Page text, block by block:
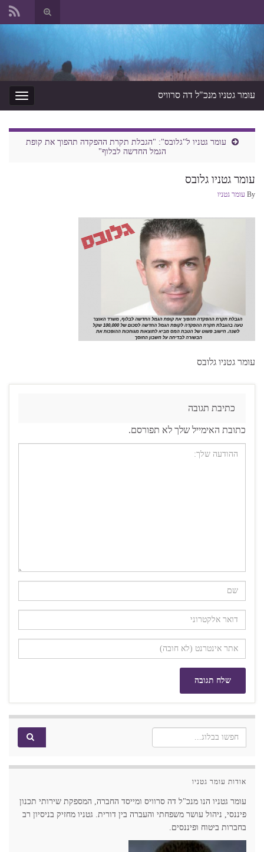
החלף
טופס
Search for:
החלף
ניווט
עומר גטניו מנכ"ל דה סרוויס
עומר גטניו ל"גלובס": "הגבלת תקרת ההפקדה תהפוך את קופת
הגמל החדשה לבלוף"
עומר גטניו גלובס
By עומר גטניו
עומר גטניו גלובס
כתיבת תגובה
כתובת האימייל שלך לא תפורסם.
Search for:
אודות עומר גטניו
עומר גטניו הנו מנכ"ל דה סרוויס ומייסד החברה, המספקת שירותי תכנון
פיננסי, ניהול עושר משפחתי והעברה בין דורית. גטניו מחזיק בניסיון רב
בחברות ביטוח ופיננסים.